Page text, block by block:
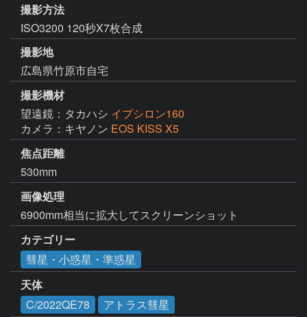
撮影方法
ISO3200 120秒X7枚合成
撮影地
広島県竹原市自宅
撮影機材
望遠鏡：タカハシ イプシロン160
カメラ：キヤノン EOS KISS X5
焦点距離
530mm
画像処理
6900mm相当に拡大してスクリーンショット
カテゴリー
彗星・小惑星・準惑星
天体
C/2022QE78
アトラス彗星